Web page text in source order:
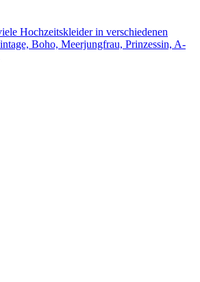
Hochzeitskleider in verschiedenen
Boho, Meerjungfrau, Prinzessin, A-